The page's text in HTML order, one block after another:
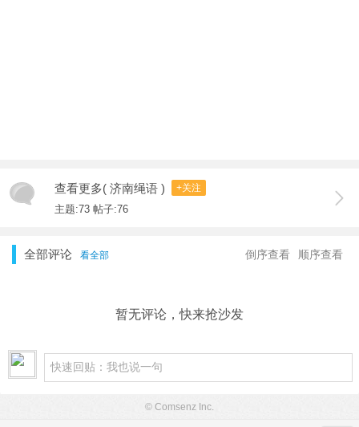
查看更多( 济南绳语 ) +关注
主题:73 帖子:76
全部评论 看全部 顺序查看
倒序查看
暂无评论，快来抢沙发
© Comsenz Inc.